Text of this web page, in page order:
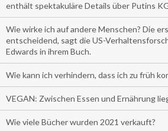
enthält spektakuläre Details über Putins
Wie wirke ich auf andere Menschen? Die
entscheidend, sagt die US-
Edwards in ihrem Buch.
Wie kann ich verhindern, dass ich zu früh
VEGAN: Zwischen Essen und Ernährung
Wie viele Bücher wurden 2021 verkauft?